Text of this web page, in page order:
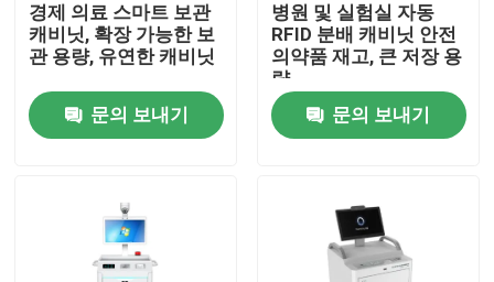
경제 의료 스마트 보관
캐비닛, 확장 가능한 보
관 용량, 유연한 캐비닛
문의 보내기
병원 및 실험실 자동
RFID 분배 캐비닛 안전
의약품 재고, 큰 저장 용
량
문의 보내기